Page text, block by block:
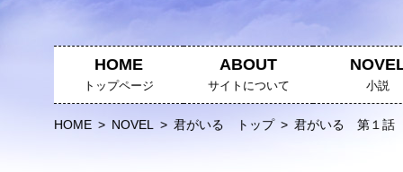
HOME
トップページ
ABOUT
サイトについて 小説
HOME > NOVEL > 君がいる トップ > 君がいる 第１話